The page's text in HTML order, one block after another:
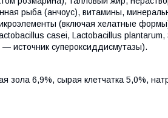
рыба (анчоус), витамины,
(включая хелатные
casei, Lactobacillus
источник супероксиддисмутазы).
6,9%, сырая клетчатка 5,0%,